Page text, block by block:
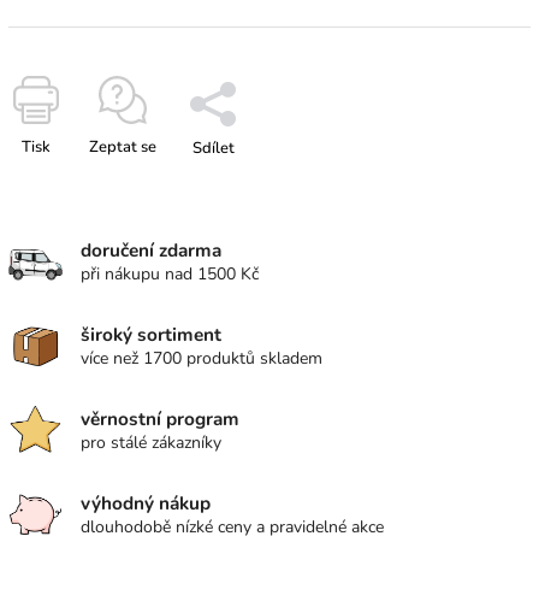
Tisk Zeptat se Sdílet
doručení zdarma
při nákupu nad 1500 Kč
široký sortiment
více než 1700 produktů skladem
věrnostní program
pro stálé zákazníky
výhodný nákup
dlouhodobě nízké ceny a pravidelné akce